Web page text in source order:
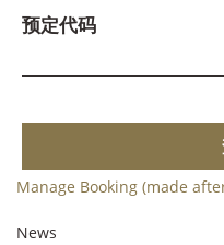
预定代码
Manage Booking (made
News